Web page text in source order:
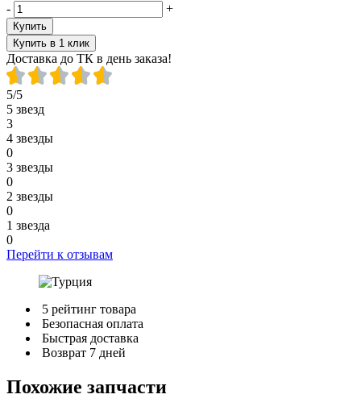
-
+
Купить
Купить в 1 клик
Доставка до ТК в день заказа!
5/5
5 звезд
3
4 звезды
0
3 звезды
0
2 звезды
0
1 звезда
0
Перейти к отзывам
5 рейтинг товара
Безопасная оплата
Быстрая доставка
Возврат 7 дней
Похожие запчасти